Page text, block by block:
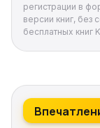
регистрации в
версии книг, без
бесплатных книг